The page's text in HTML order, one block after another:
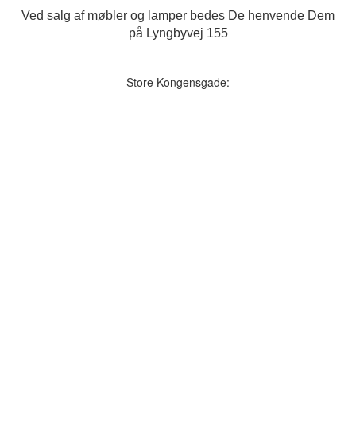
Ved salg af møbler og lamper bedes De henvende Dem
på Lyngbyvej 155
Store Kongensgade: